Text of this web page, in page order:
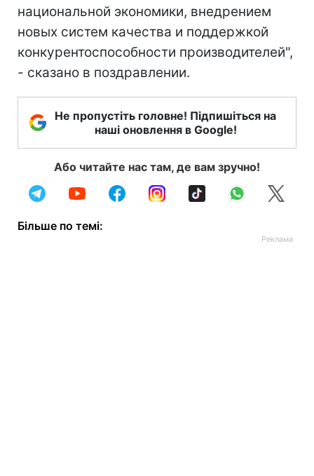
национальной экономики, внедрением
новых систем качества и поддержкой
конкурентоспособности производителей",
- сказано в поздравлении.
Не пропустіть головне! Підпишіться на
наші оновлення в Google!
Або читайте нас там, де вам зручно!
Більше по темі: